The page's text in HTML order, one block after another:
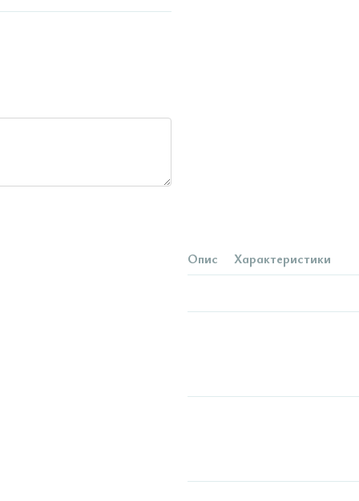
Опис Характеристики